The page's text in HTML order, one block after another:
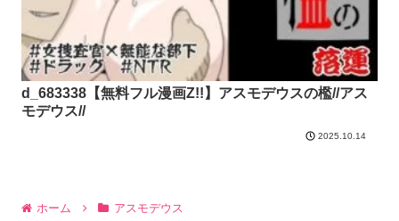
d_683338【無料フル漫画Z!!】アスモデウスの檻//アス
モデウス//
2025.10.14
ホーム アスモデウス